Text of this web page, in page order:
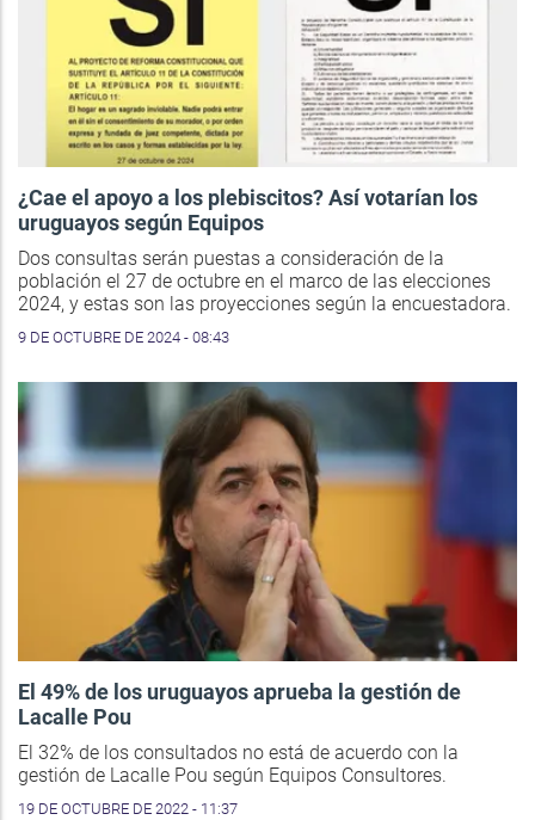
¿Cae el apoyo a los plebiscitos? Así votarían los
uruguayos según Equipos
Dos consultas serán puestas a consideración de la
población el 27 de octubre en el marco de las elecciones
2024, y estas son las proyecciones según la encuestadora.
9 DE OCTUBRE DE 2024 - 08:43
El 49% de los uruguayos aprueba la gestión de
Lacalle Pou
El 32% de los consultados no está de acuerdo con la
gestión de Lacalle Pou según Equipos Consultores.
19 DE OCTUBRE DE 2022 - 11:37